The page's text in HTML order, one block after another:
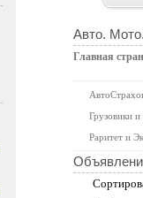
Авто.
Главная
Грузовики
Раритет и